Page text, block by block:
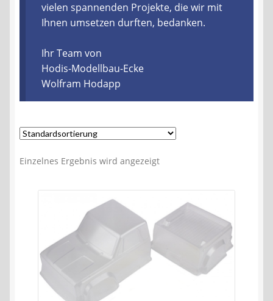
Vereine & Foren
Kontakt
vielen spannenden Projekte, die wir mit
Ihnen umsetzen durften, bedanken.
Ihr Team von
Hodis-Modellbau-Ecke
Wolfram Hodapp
Einzelnes Ergebnis wird angezeigt